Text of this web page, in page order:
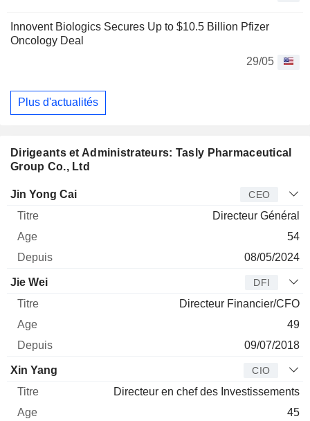
Innovent Biologics Secures Up to $10.5 Billion Pfizer
Oncology Deal
29/05
Plus d'actualités
Dirigeants et Administrateurs: Tasly Pharmaceutical
Group Co., Ltd
Dirigeant Titre
Jin Yong Cai CEO
Directeur Général
54
08/05/2024
Jie Wei DFI
Directeur Financier/CFO
49
09/07/2018
Xin Yang CIO
Directeur en chef des Investissements
45